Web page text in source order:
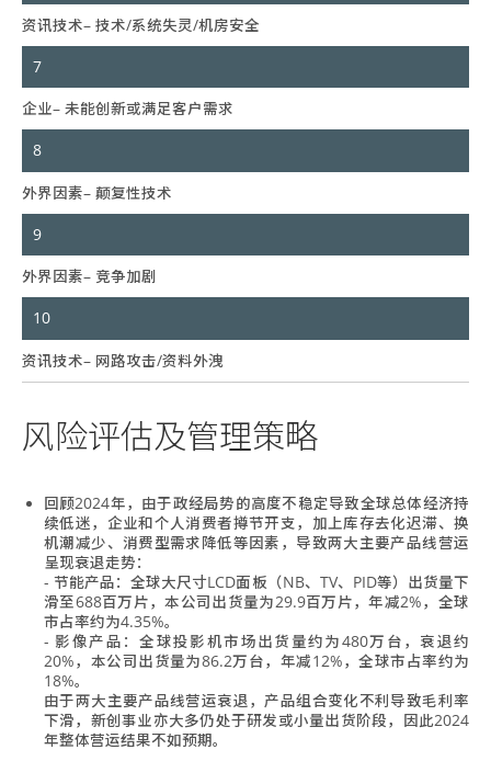
资讯技术– 技术/系统失灵/机房安全
7
企业– 未能创新或满足客户需求
8
外界因素– 颠复性技术
9
外界因素– 竞争加剧
10
资讯技术– 网路攻击/资料外洩
风险评估及管理策略
回顾2024年，由于政经局势的高度不稳定导致全球总体经济持
续低迷，企业和个人消费者撙节开支，加上库存去化迟滞、换
机潮减少、消费型需求降低等因素，导致两大主要产品线营运
呈现衰退走势：
- 节能产品：全球大尺寸LCD面板（NB、TV、PID等）出货量下
滑至688百万片，本公司出货量为29.9百万片，年减2%，全球
市占率约为4.35%。
- 影像产品：全球投影机市场出货量约为480万台，衰退约
20%，本公司出货量为86.2万台，年减12%，全球市占率约为
18%。
由于两大主要产品线营运衰退，产品组合变化不利导致毛利率
下滑，新创事业亦大多仍处于研发或小量出货阶段，因此2024
年整体营运结果不如预期。